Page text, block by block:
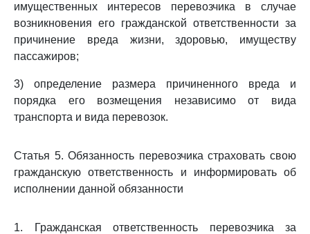
имущественных интересов перевозчика в случае
возникновения его гражданской ответственности за
причинение вреда жизни, здоровью, имуществу
пассажиров;
3) определение размера причиненного вреда и
порядка его возмещения независимо от вида
транспорта и вида перевозок.
Статья 5. Обязанность перевозчика страховать свою
гражданскую ответственность и информировать об
исполнении данной обязанности
1. Гражданская ответственность перевозчика за